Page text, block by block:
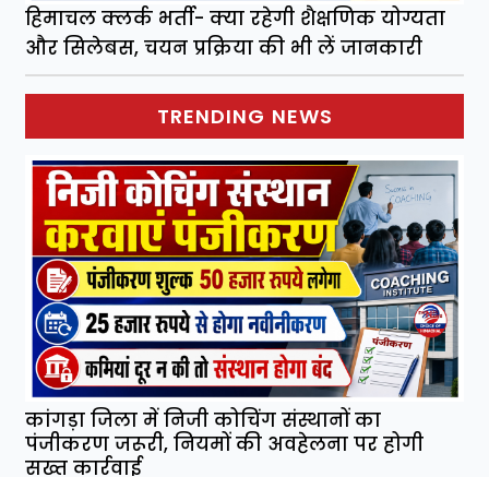
हिमाचल क्लर्क भर्ती- क्या रहेगी शैक्षणिक योग्यता
और सिलेबस, चयन प्रक्रिया की भी लें जानकारी
TRENDING NEWS
कांगड़ा जिला में निजी कोचिंग संस्थानों का
पंजीकरण जरूरी, नियमों की अवहेलना पर होगी
सख्त कार्रवाई